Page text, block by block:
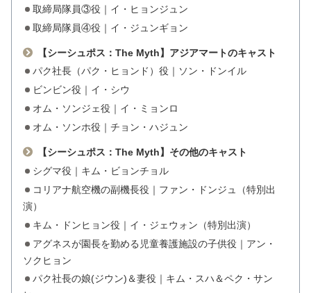
取締局隊員③役｜イ・ヒョンジュン
取締局隊員④役｜イ・ジュンギョン
【シーシュポス：The Myth】アジアマートのキャスト
パク社長（パク・ヒョンド）役｜ソン・ドンイル
ビンビン役｜イ・シウ
オム・ソンジェ役｜イ・ミョンロ
オム・ソンホ役｜チョン・ハジュン
【シーシュポス：The Myth】その他のキャスト
シグマ役｜キム・ビョンチョル
コリアナ航空機の副機長役｜ファン・ドンジュ（特別出
演）
キム・ドンヒョン役｜イ・ジェウォン（特別出演）
アグネスが園長を勤める児童養護施設の子供役｜アン・
ソクヒョン
パク社長の娘(ジウン)＆妻役｜キム・スハ＆ペク・サン